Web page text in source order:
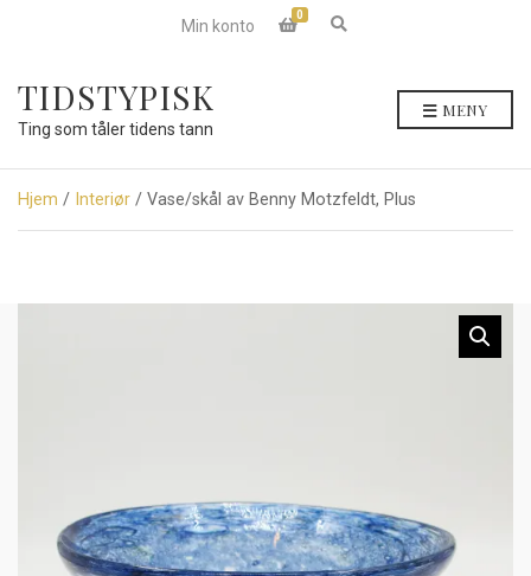
Min konto
0
E
a
r
h
m
TIDSTYPISK
Ting som tåler tidens tann
MENY
Hjem / Interiør / Vase/skål av Benny Motzfeldt, Plus